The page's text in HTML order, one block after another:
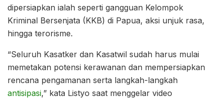
dipersiapkan ialah seperti gangguan Kelompok
Kriminal Bersenjata (KKB) di Papua, aksi unjuk rasa,
hingga terorisme.
“Seluruh Kasatker dan Kasatwil sudah harus mulai
memetakan potensi kerawanan dan mempersiapkan
rencana pengamanan serta langkah-langkah
antisipasi,” kata Listyo saat menggelar video